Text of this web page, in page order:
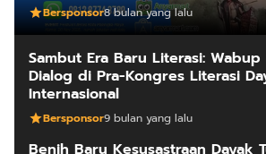
Bersponsor8 bulan yang lalu
Sambut Era Baru Literasi:
Dialog di Pra-Kongres Literasi
Internasional
Bersponsor9 bulan yang lalu
Benih Baru Kesusastraan Dayak